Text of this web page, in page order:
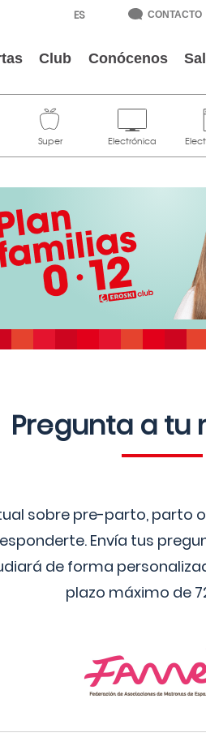
CONTACTO
Club Conócenos
Pregunta a tu
sobre pre-parto,
Envía tus
de forma
plazo máximo de